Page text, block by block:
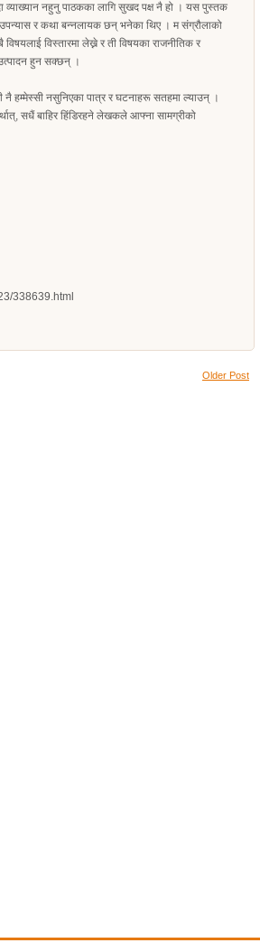
व्याख्यान नहुनु पाठकका लागि सुखद पक्ष नै हो । यस पुस्तक
र कथा बन्नलायक छन् भनेका थिए । म संग्रौलाको
विस्तारमा लेख्ने र ती विषयका राजनीतिक र
हुन सक्छन् ।
नसुनिएका पात्र र घटनाहरू सतहमा ल्याउन् ।
सधैं बाहिर हिंडिरहने लेखकले आफ्ना सामग्रीको
338639.html
Older Post